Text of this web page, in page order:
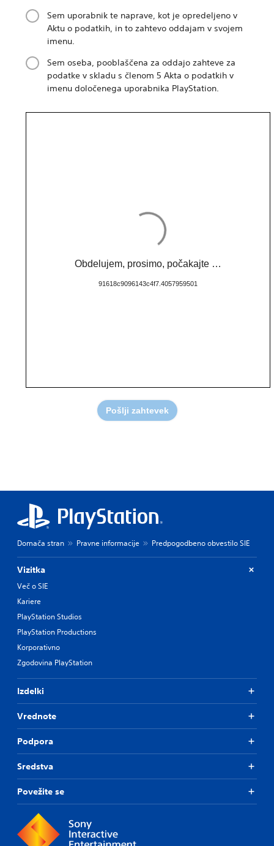
Sem uporabnik te naprave, kot je opredeljeno v
Aktu o podatkih, in to zahtevo oddajam v svojem
imenu.
Sem oseba, pooblaščena za oddajo zahteve za
podatke v skladu s členom 5 Akta o podatkih v
imenu določenega uporabnika PlayStation.
Pošlji zahtevek
Domača stran Pravne informacije Predpogodbeno obvestilo SIE
Vizitka
Več o SIE
Kariere
PlayStation Studios
PlayStation Productions
Korporativno
Zgodovina PlayStation
Izdelki
Vrednote
Podpora
Sredstva
Povežite se